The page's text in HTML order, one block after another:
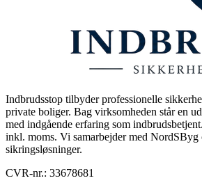
Indbrudsstop tilbyder professionelle
private boliger. Bag virksomheden står en
med indgående erfaring som
inkl. moms. Vi samarbejder med NordSByg
sikringsløsninger.
CVR-nr.: 33678681